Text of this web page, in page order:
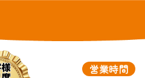
営業時間